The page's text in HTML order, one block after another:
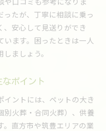
たが、丁寧に相談に乗っ
、安心して見送りができ
います。困ったときは一人
ましょう。
ポイント
イントには、ペットの大き
別火葬・合同火葬）、供養
。直方市や筑豊エリアの業